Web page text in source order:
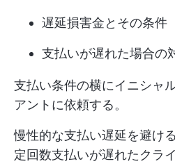
遅延損害金とその条件
支払いが遅れた場合の
支払い条件の横にイニシャ
アントに依頼する。
慢性的な支払い遅延を避け
定回数支払いが遅れたクラ